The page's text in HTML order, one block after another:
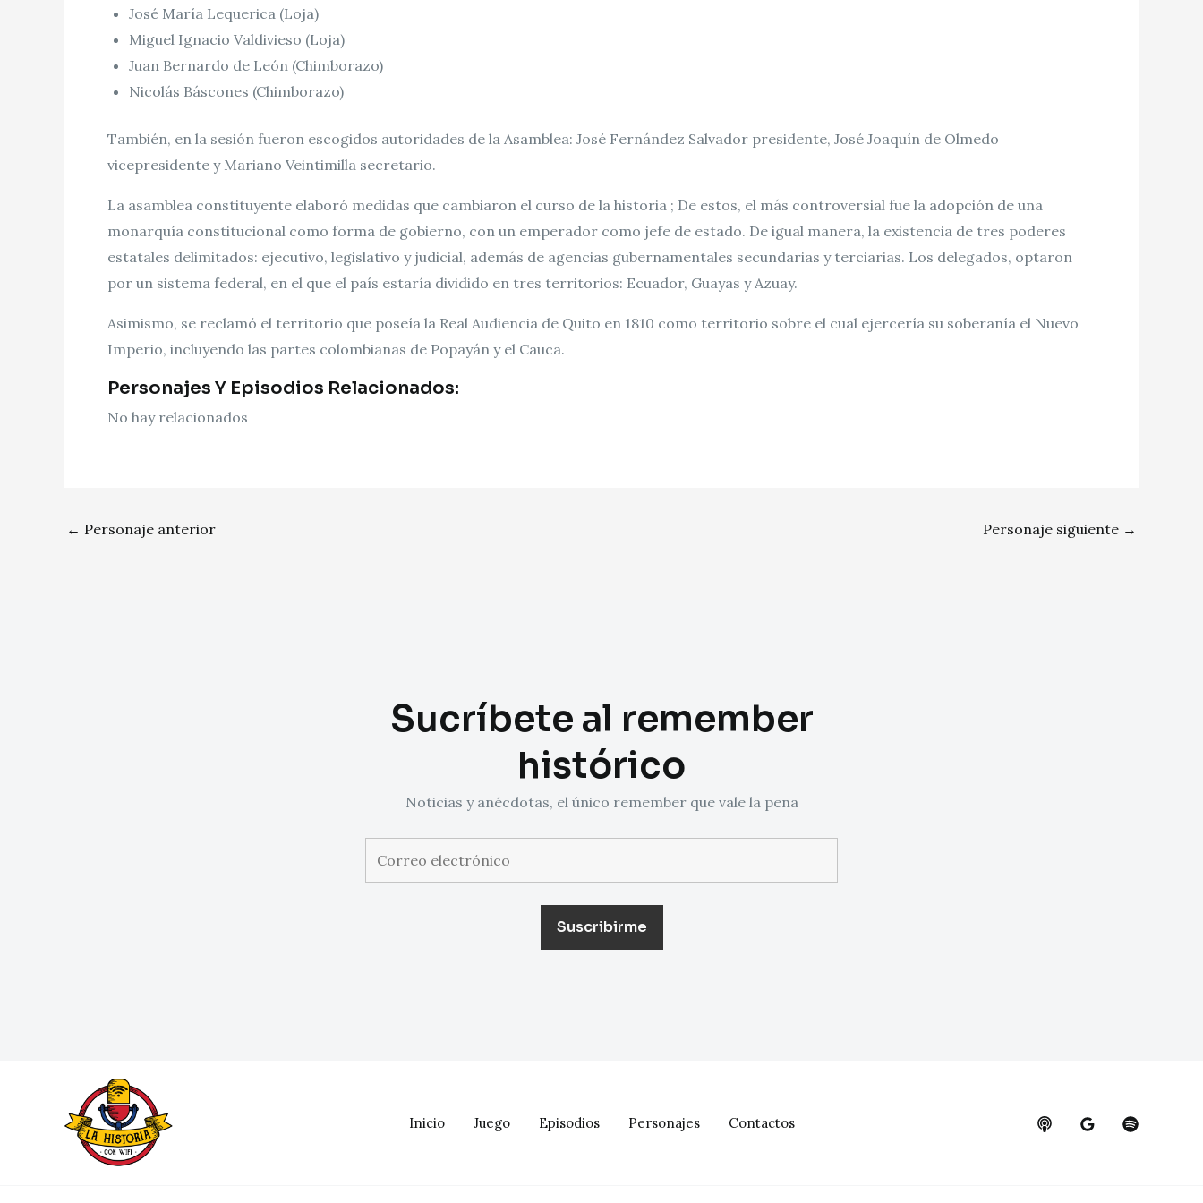
José María Lequerica (Loja)
Miguel Ignacio Valdivieso (Loja)
Juan Bernardo de León (Chimborazo)
Nicolás Báscones (Chimborazo)
También, en la sesión fueron escogidos autoridades de la Asamblea: José Fernández Salvador presidente, José Joaquín de Olmedo
vicepresidente y Mariano Veintimilla secretario.
La asamblea constituyente elaboró medidas que cambiaron el curso de la historia ; De estos, el más controversial fue la adopción de una
monarquía constitucional como forma de gobierno, con un emperador como jefe de estado. De igual manera, la existencia de tres poderes
estatales delimitados: ejecutivo, legislativo y judicial, además de agencias gubernamentales secundarias y terciarias. Los delegados, optaron
por un sistema federal, en el que el país estaría dividido en tres territorios: Ecuador, Guayas y Azuay.
Asimismo, se reclamó el territorio que poseía la Real Audiencia de Quito en 1810 como territorio sobre el cual ejercería su soberanía el Nuevo
Imperio, incluyendo las partes colombianas de Popayán y el Cauca.
Personajes Y Episodios Relacionados:
No hay relacionados
← Personaje anterior Personaje siguiente →
Sucríbete al remember
histórico
Noticias y anécdotas, el único remember que vale la pena
Inicio Juego Episodios Personajes Contactos